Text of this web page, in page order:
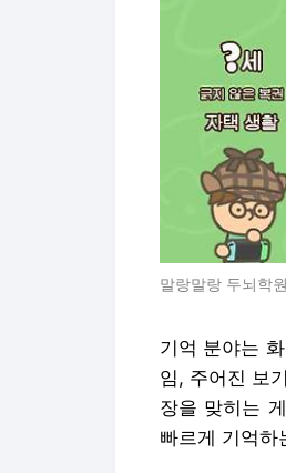
말랑말랑 두뇌학원
기억 분야는
임, 주어진 보
장을 맞히는
빠르게 기억하